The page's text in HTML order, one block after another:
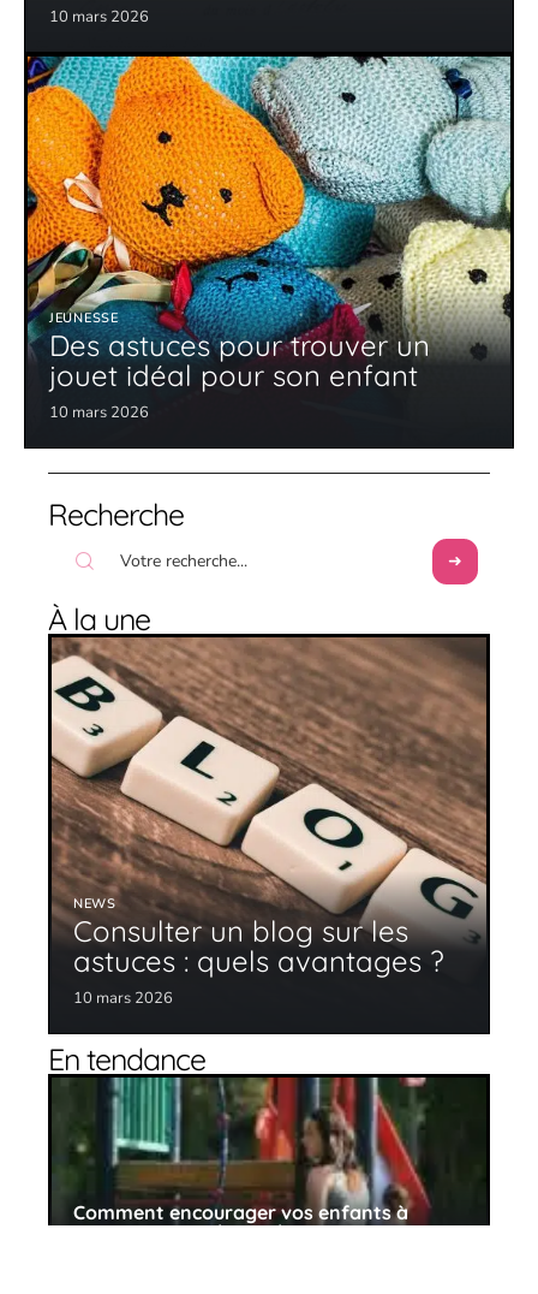
10 mars 2026
JEUNESSE
Des astuces pour trouver un
jouet idéal pour son enfant
10 mars 2026
Recherche
À la une
NEWS
Consulter un blog sur les
astuces : quels avantages ?
10 mars 2026
En tendance
Comment encourager vos enfants à
explorer leur créativité